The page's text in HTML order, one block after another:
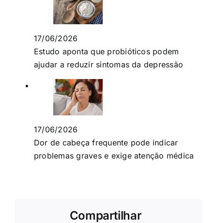
17/06/2026
Estudo aponta que probióticos podem
ajudar a reduzir sintomas da depressão
17/06/2026
Dor de cabeça frequente pode indicar
problemas graves e exige atenção médica
Compartilhar